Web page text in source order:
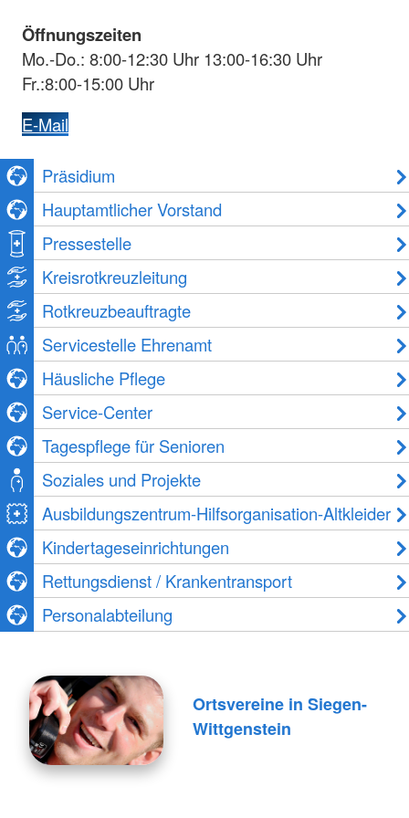
Öffnungszeiten
Mo.-Do.: 8:00-12:30 Uhr 13:00-16:30 Uhr
Fr.:8:00-15:00 Uhr
E-Mail
Präsidium
Hauptamtlicher Vorstand
Pressestelle
Kreisrotkreuzleitung
Rotkreuzbeauftragte
Servicestelle Ehrenamt
Häusliche Pflege
Service-Center
Tagespflege für Senioren
Soziales und Projekte
Ausbildungszentrum-Hilfsorganisation-Altkleider
Kindertageseinrichtungen
Rettungsdienst / Krankentransport
Personalabteilung
Ortsvereine in Siegen-
Wittgenstein